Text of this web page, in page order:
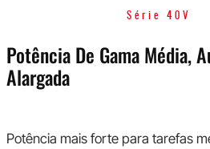
Série 40V
Potência De Gama Média,
Alargada
Potência mais forte para tarefas